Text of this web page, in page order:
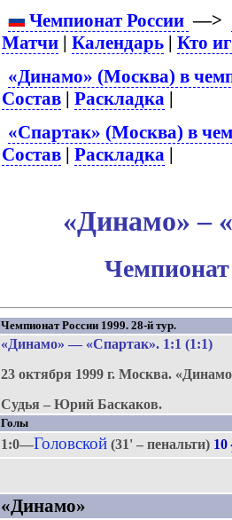
Чемпионат России —>
Матчи |Календарь |Кто
«Динамо» (Москва) в
Состав |Раскладка |
«Спартак» (Москва) в
Состав |Раскладка |
«Динамо» –
Чемпионат
Чемпионат России 1999. 28-й тур.
«Динамо» — «Спартак». 1:1 (1:1)
23 октября 1999 г. Москва.
Судья – Юрий Баскаков.
Голы
1:0—Головской(31' – пенальти) 10
«Динамо»